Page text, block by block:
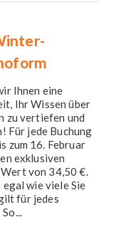
Ihnen eine
Ihr Wissen über
zu vertiefen und
Für jede Buchung
zum 16. Februar
exklusiven
von 34,50 €.
egal wie viele Sie
für jedes